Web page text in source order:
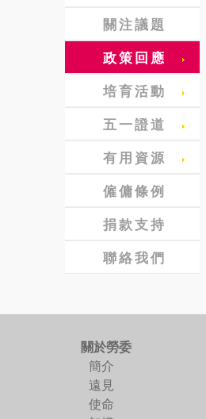
關注議題
政策回應
培育活動
五一證道
有用資源
僱傭條例
捐款支持
聯絡我們
關於勞委
簡介
遠見
使命